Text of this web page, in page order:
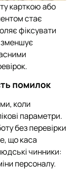
карткою або
стає
фіксувати
зменшує
помилок
коли
параметри.
без перевірки
що каса
чинники:
персоналу.